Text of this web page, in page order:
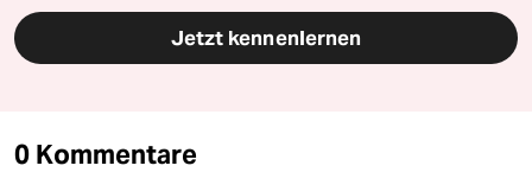
Jetzt kennenlernen
0 Kommentare